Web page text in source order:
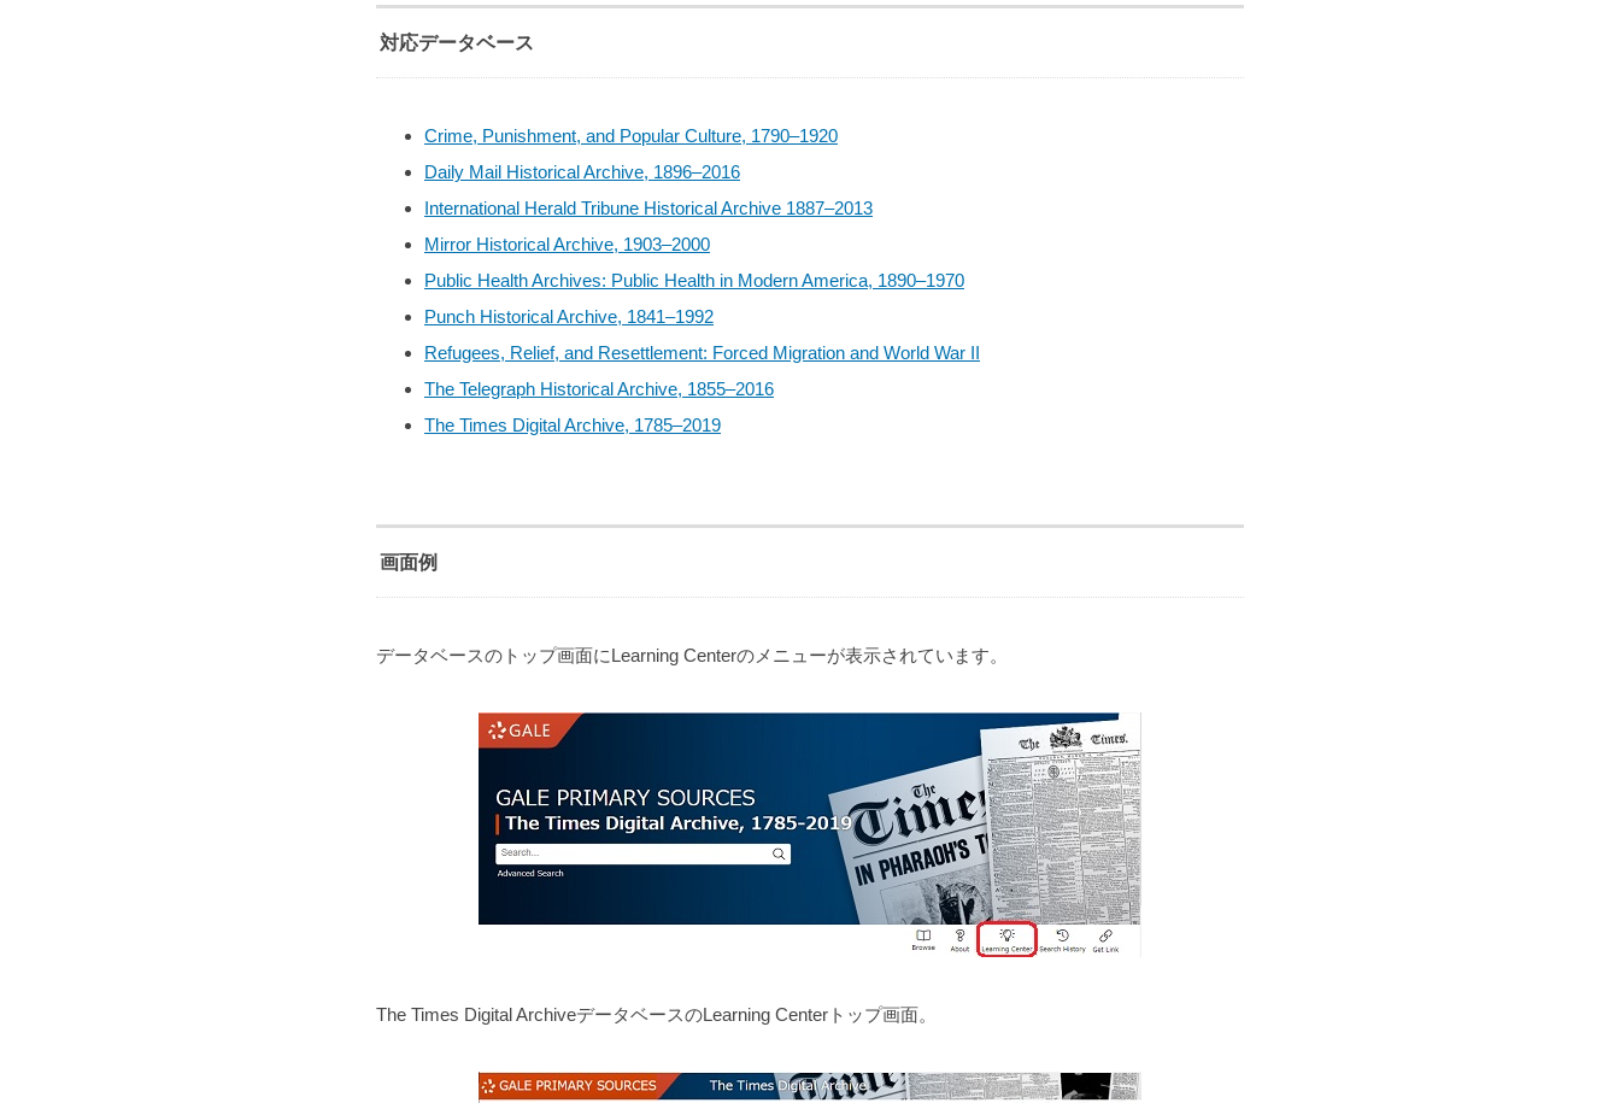
対応データベース
Crime, Punishment, and Popular Culture, 1790–1920
Daily Mail Historical Archive, 1896–2016
International Herald Tribune Historical Archive 1887–2013
Mirror Historical Archive, 1903–2000
Public Health Archives: Public Health in Modern America, 1890–1970
Punch Historical Archive, 1841–1992
Refugees, Relief, and Resettlement: Forced Migration and World War II
The Telegraph Historical Archive, 1855–2016
The Times Digital Archive, 1785–2019
画面例
データベースのトップ画面にLearning Centerのメニューが表示されています。
The Times Digital ArchiveデータベースのLearning Centerトップ画面。